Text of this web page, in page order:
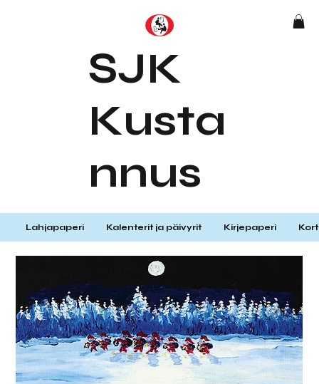
SJK
Kusta
nnus
Lahjapaperi Kalenterit ja päivyrit Kirjepaperi